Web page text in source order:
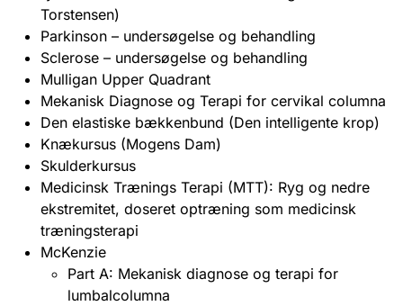
Torstensen)
Parkinson – undersøgelse og behandling
Sclerose – undersøgelse og behandling
Mulligan Upper Quadrant
Mekanisk Diagnose og Terapi for cervikal columna
Den elastiske bækkenbund (Den intelligente krop)
Knækursus (Mogens Dam)
Skulderkursus
Medicinsk Trænings Terapi (MTT): Ryg og nedre
ekstremitet, doseret optræning som medicinsk
træningsterapi
McKenzie
Part A: Mekanisk diagnose og terapi for
lumbalcolumna